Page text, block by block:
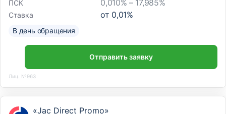
ПСК 0,010% – 17,985%
Ставка от 0,01%
В день обращения
Отправить заявку
Лиц. №963
«Jac Direct Promo»